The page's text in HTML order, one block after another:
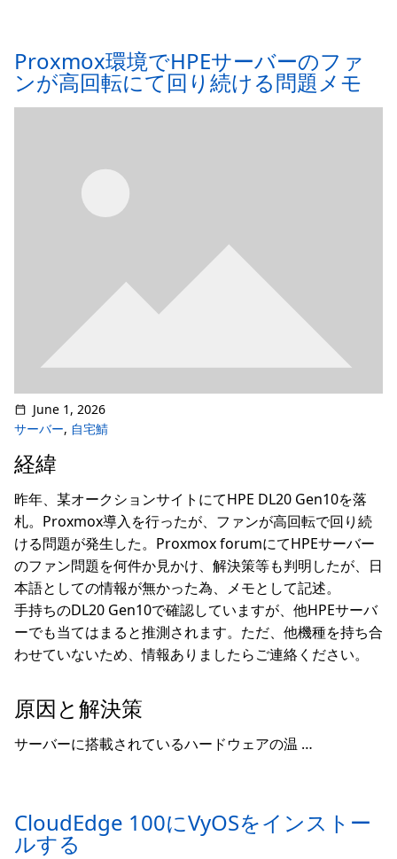
Proxmox環境でHPEサーバーのファ
ンが高回転にて回り続ける問題メモ
June 1, 2026
サーバー, 自宅鯖
経緯
昨年、某オークションサイトにてHPE DL20 Gen10を落
札。Proxmox導入を行ったが、ファンが高回転で回り続
ける問題が発生した。Proxmox forumにてHPEサーバー
のファン問題を何件か見かけ、解決策等も判明したが、日
本語としての情報が無かった為、メモとして記述。
手持ちのDL20 Gen10で確認していますが、他HPEサーバ
ーでも当てはまると推測されます。ただ、他機種を持ち合
わせていないため、情報ありましたらご連絡ください。
原因と解決策
サーバーに搭載されているハードウェアの温 …
CloudEdge 100にVyOSをインストー
ルする